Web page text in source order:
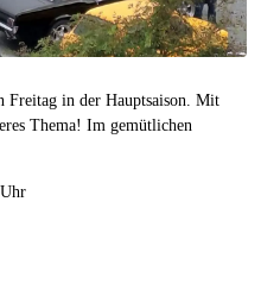
Freitag in der Hauptsaison. Mit
Thema! Im gemütlichen